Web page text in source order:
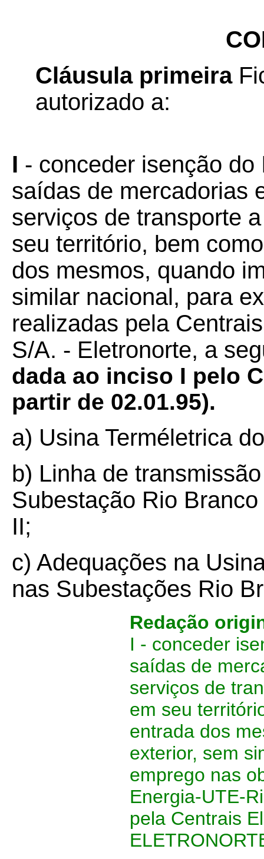
Cláusula primeira
autorizado a:
I - conceder isenção
saídas de mercadorias
serviços de transporte
seu território, bem
dos mesmos, quando
similar nacional, para
realizadas pela
S/A. - Eletronorte, a
dada ao inciso I pelo
partir de 02.01.95).
a) Usina Terméletrica
b) Linha de
Subestação Rio
II;
c) Adequações na
nas Subestações Rio
Redação
I - conceder
saídas de
serviços de
em seu
entrada dos
exterior, sem
emprego nas
Energia-UTE-
pela Centrais